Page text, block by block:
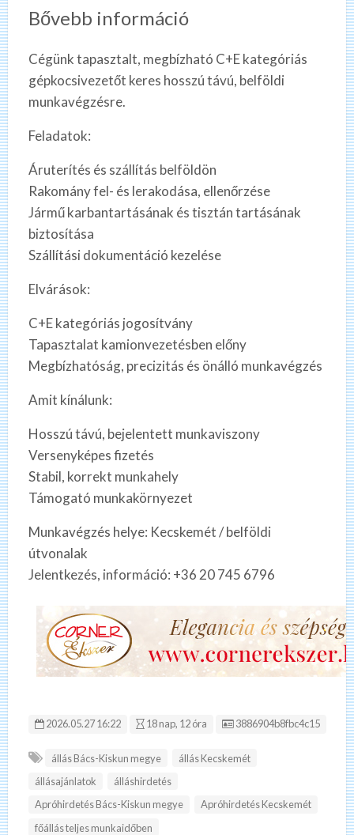
Bővebb információ
Cégünk tapasztalt, megbízható C+E kategóriás
gépkocsivezetőt keres hosszú távú, belföldi
munkavégzésre.
Feladatok:
Áruterítés és szállítás belföldön
Rakomány fel- és lerakodása, ellenőrzése
Jármű karbantartásának és tisztán tartásának
biztosítása
Szállítási dokumentáció kezelése
Elvárások:
C+E kategóriás jogosítvány
Tapasztalat kamionvezetésben előny
Megbízhatóság, precizitás és önálló munkavégzés
Amit kínálunk:
Hosszú távú, bejelentett munkaviszony
Versenyképes fizetés
Stabil, korrekt munkahely
Támogató munkakörnyezet
Munkavégzés helye: Kecskemét / belföldi
útvonalak
Jelentkezés, információ: +36 20 745 6796
2026.05.27 16:22 18 nap, 12 óra Hirdetés ID:
3886904b8fbc4c15
állás Bács-Kiskun megye
állás Kecskemét
állásajánlatok
álláshirdetés
Apróhirdetés Bács-Kiskun megye
Apróhirdetés Kecskemét
főállás teljes munkaidőben